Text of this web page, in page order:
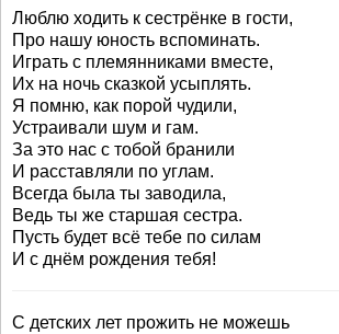
Люблю ходить к сестрёнке в гости,
Про нашу юность вспоминать.
Играть с племянниками вместе,
Их на ночь сказкой усыплять.
Я помню, как порой чудили,
Устраивали шум и гам.
За это нас с тобой бранили
И расставляли по углам.
Всегда была ты заводила,
Ведь ты же старшая сестра.
Пусть будет всё тебе по силам
И с днём рождения тебя!
С детских лет прожить не можешь